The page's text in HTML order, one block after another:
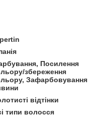
Посилення
збереження
Зафарбовування
відтінки
типи волосся